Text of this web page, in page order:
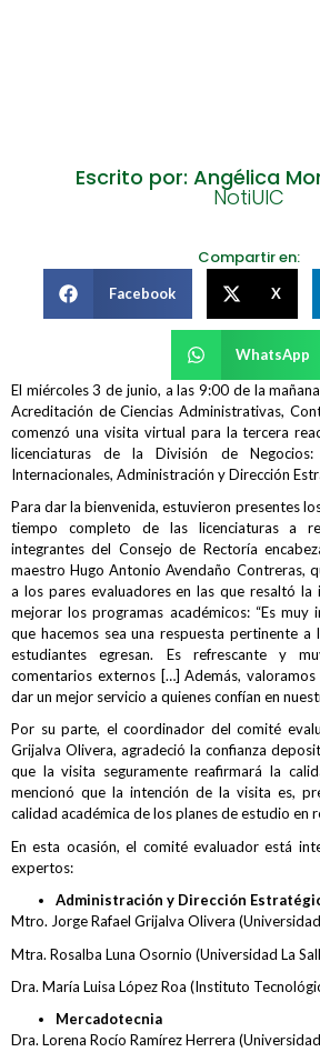
Escrito por: Angélica
NotiUIC
Compartir en:
Facebook X
WhatsApp
El miércoles 3 de junio, a las 9:00 de la
Acreditación de Ciencias Administrativas,
comenzó una visita virtual para la tercera
licenciaturas de la División de Negocios:
Internacionales, Administración y Dirección
Para dar la bienvenida, estuvieron presentes
tiempo completo de las licenciaturas a
integrantes del Consejo de Rectoría
maestro Hugo Antonio Avendaño Contreras,
a los pares evaluadores en las que resaltó
mejorar los programas académicos: “Es
que hacemos sea una respuesta pertinente a
estudiantes egresan. Es refrescante y
comentarios externos […] Además,
dar un mejor servicio a quienes confían en
Por su parte, el coordinador del comité
Grijalva Olivera, agradeció la confianza
que la visita seguramente reafirmará la
mencionó que la intención de la visita es,
calidad académica de los planes de estudio en
En esta ocasión, el comité evaluador está
expertos:
Administración y Dirección
Mtro. Jorge Rafael Grijalva Olivera
Mtra. Rosalba Luna Osornio (Universidad La
Dra. María Luisa López Roa (Instituto
Mercadotecnia
Dra. Lorena Rocío Ramírez Herrera